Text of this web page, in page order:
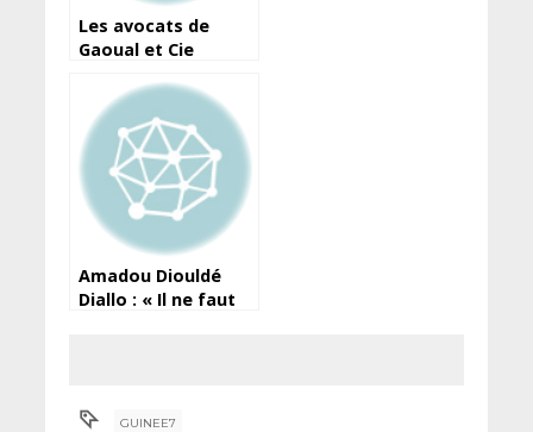
Les avocats de
Gaoual et Cie
leur retour dans la
procédure
Amadou Diouldé
Diallo : « Il ne faut
GUINEE7